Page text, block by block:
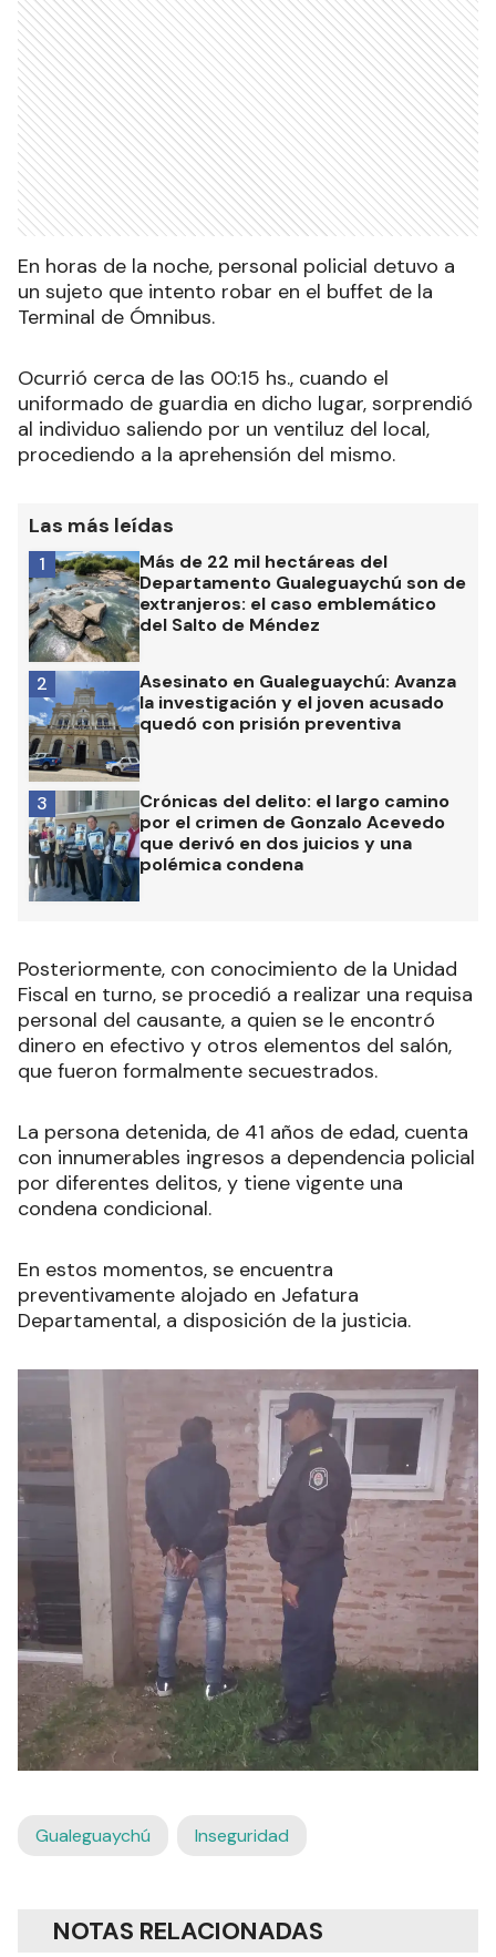
En horas de la noche, personal policial detuvo a
un sujeto que intento robar en el buffet de la
Terminal de Ómnibus.
Ocurrió cerca de las 00:15 hs., cuando el
uniformado de guardia en dicho lugar, sorprendió
al individuo saliendo por un ventiluz del local,
procediendo a la aprehensión del mismo.
Las más leídas
Más de 22 mil hectáreas del
Departamento Gualeguaychú son de
extranjeros: el caso emblemático
del Salto de Méndez
1
Asesinato en Gualeguaychú: Avanza
la investigación y el joven acusado
quedó con prisión preventiva
2
Crónicas del delito: el largo camino
por el crimen de Gonzalo Acevedo
que derivó en dos juicios y una
polémica condena
3
Posteriormente, con conocimiento de la Unidad
Fiscal en turno, se procedió a realizar una requisa
personal del causante, a quien se le encontró
dinero en efectivo y otros elementos del salón,
que fueron formalmente secuestrados.
La persona detenida, de 41 años de edad, cuenta
con innumerables ingresos a dependencia policial
por diferentes delitos, y tiene vigente una
condena condicional.
En estos momentos, se encuentra
preventivamente alojado en Jefatura
Departamental, a disposición de la justicia.
Gualeguaychú Inseguridad
NOTAS RELACIONADAS